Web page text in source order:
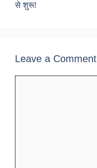
से शुरू!
Leave a Comment